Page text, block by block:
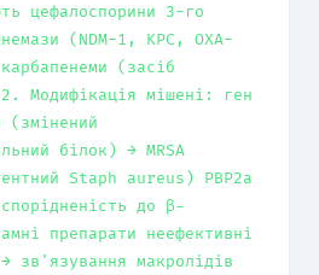
цефалоспорини 3-го
(NDM-1, KPC, OXA-
(засіб
Модифікація мішені: ген
(змінений
білок) → MRSA
Staph aureus) PBP2a
до β-
препарати неефективні
зв'язування макролідів